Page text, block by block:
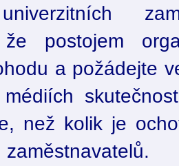
že postojem
a požádejte
než kolik je